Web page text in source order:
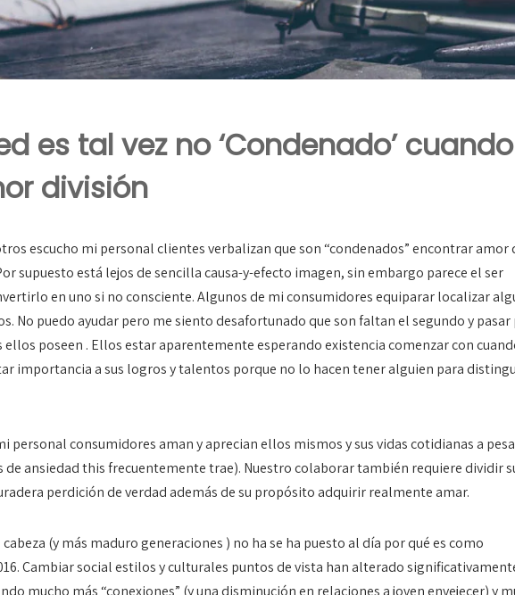
es tal vez no ‘Condenado’ cuando
división
escucho mi personal clientes verbalizan que son “condenados” encontrar amor
supuesto está lejos de sencilla causa-y-efecto imagen, sin embargo parece el ser
en uno si no consciente. Algunos de mi consumidores equiparar localizar
No puedo ayudar pero me siento desafortunado que son faltan el segundo y pasar
poseen . Ellos estar aparentemente esperando existencia comenzar con
importancia a sus logros y talentos porque no lo hacen tener alguien para
personal consumidores aman y aprecian ellos mismos y sus vidas cotidianas a
de ansiedad this frecuentemente trae). Nuestro colaborar también requiere dividir
perdición de verdad además de su propósito adquirir realmente amar.
(y más maduro generaciones ) no ha se ha puesto al día por qué es como
Cambiar social estilos y culturales puntos de vista han alterado
mucho más “conexiones” (y una disminución en relaciones a joven envejecer) y